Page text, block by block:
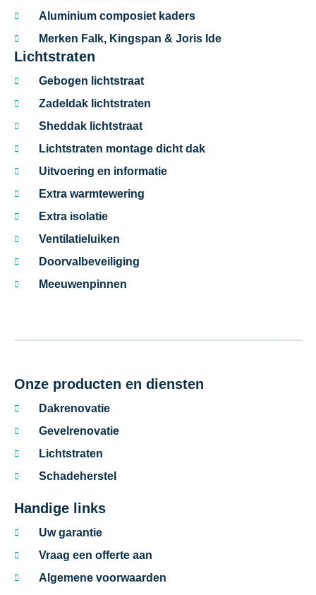
Aluminium composiet kaders
Merken Falk, Kingspan & Joris Ide
Lichtstraten
Gebogen lichtstraat
Zadeldak lichtstraten
Sheddak lichtstraat
Lichtstraten montage dicht dak
Uitvoering en informatie
Extra warmtewering
Extra isolatie
Ventilatieluiken
Doorvalbeveiliging
Meeuwenpinnen
Onze producten en diensten
Dakrenovatie
Gevelrenovatie
Lichtstraten
Schadeherstel
Handige links
Uw garantie
Vraag een offerte aan
Algemene voorwaarden